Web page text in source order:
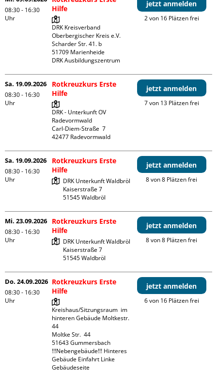
08:30 - 16:30
Uhr
Hilfe
DRK Kreisverband
Oberbergischer Kreis e.V.
Scharder Str. 41. b
51709 Marienheide
DRK Ausbildungszentrum
jetzt anmelden
2 von 16 Plätzen frei
Sa. 19.09.2026
08:30 - 16:30
Uhr
Rotkreuzkurs Erste
Hilfe
DRK - Unterkunft OV
Radevormwald
Carl-Diem-Straße  7
jetzt anmelden
7 von 13 Plätzen frei
Sa. 19.09.2026
08:30 - 16:30
Uhr
Rotkreuzkurs Erste
Hilfe
DRK Unterkunft Waldbröl
Kaiserstraße 7
jetzt anmelden
8 von 8 Plätzen frei
Mi. 23.09.2026
08:30 - 16:30
Uhr
Rotkreuzkurs Erste
Hilfe
DRK Unterkunft Waldbröl
Kaiserstraße 7
jetzt anmelden
8 von 8 Plätzen frei
Do. 24.09.2026
08:30 - 16:30
Uhr
Rotkreuzkurs Erste
Hilfe
Kreishaus/Sitzungsraum  im
hinteren Gebäude Moltkestr.
44
Moltke Str.  44
51643 Gummersbach
!!!Nebengebäude!!! Hinteres
Gebäude Einfahrt Linke
Gebäudeseite
jetzt anmelden
6 von 16 Plätzen frei